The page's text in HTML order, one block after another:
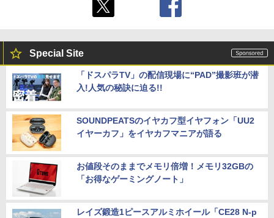
Special Site
「ドスパラTV」の配信現場に“PAD”撮影班が潜
入!人気の秘訣に迫る!!
SOUNDPEATSのイヤカフ型イヤフォン「UU2
イヤーカフ」をイヤカフマニアが語る
お値段そのままでメモリ倍増！メモリ32GBの
「お得なゲーミングノート」
レイズ鍛造1ピースアルミホイール「CE28 N-p